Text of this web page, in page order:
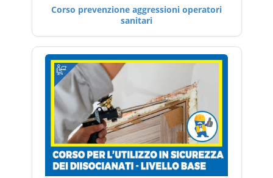
Corso prevenzione aggressioni operatori
sanitari